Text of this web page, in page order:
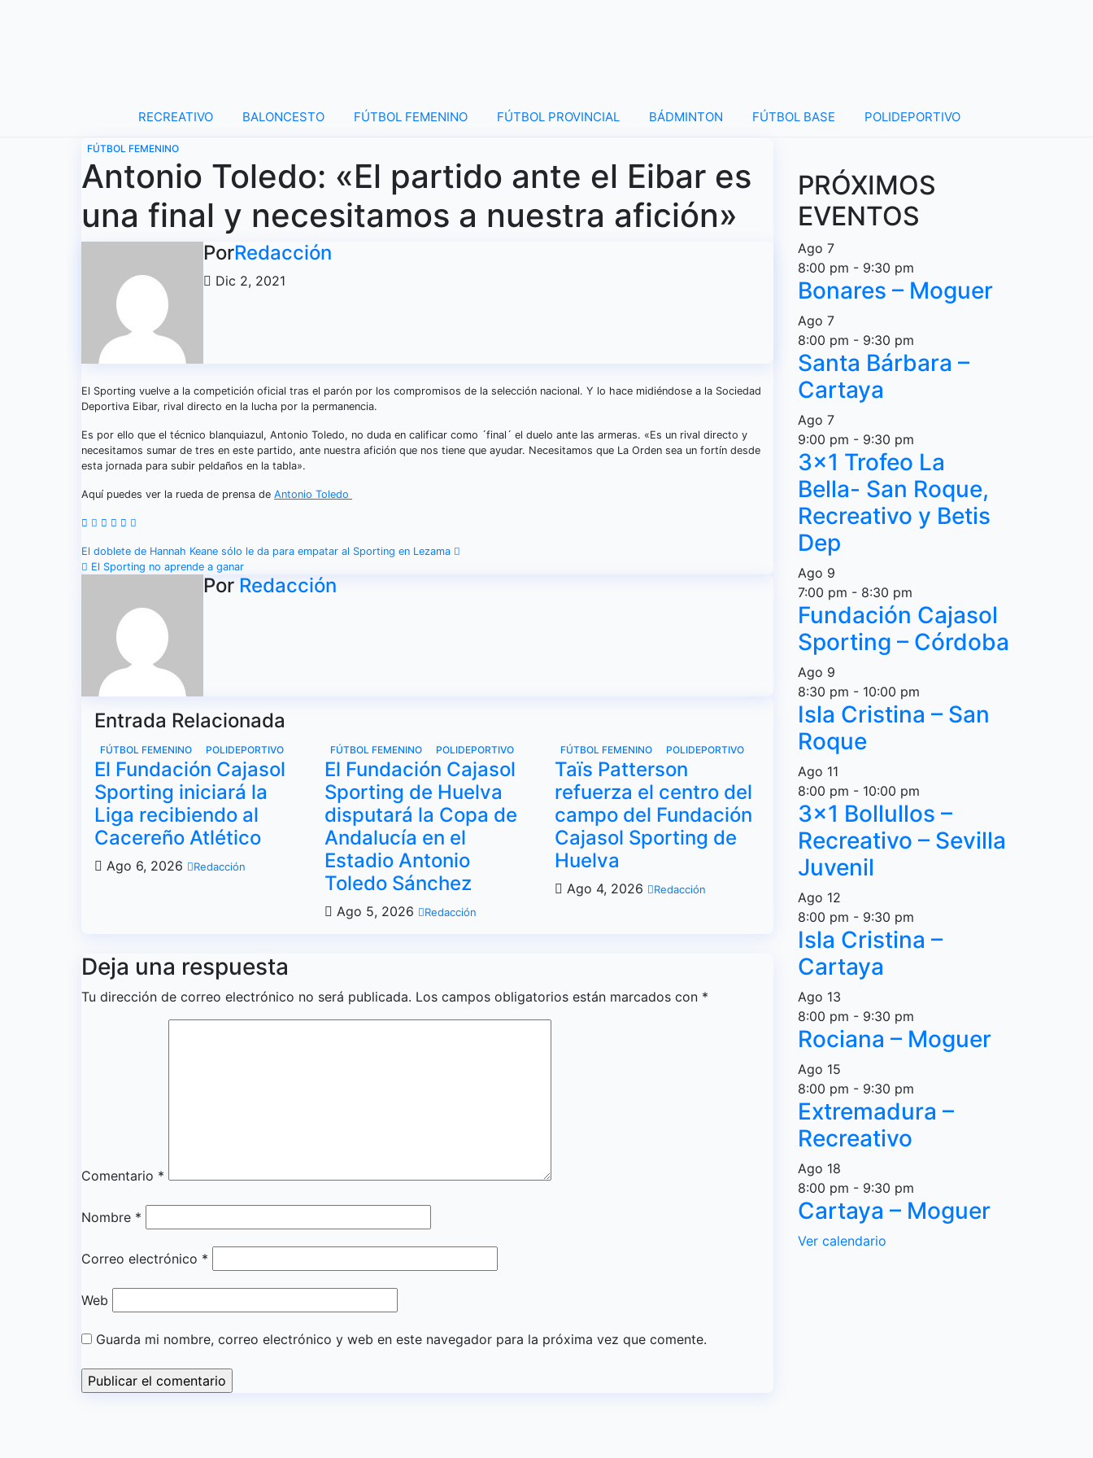
RECREATIVO BALONCESTO FÚTBOL FEMENINO FÚTBOL PROVINCIAL BÁDMINTON FÚTBOL BASE POLIDEPORTIVO
FÚTBOL FEMENINO
Antonio Toledo: «El partido ante el Eibar es
una final y necesitamos a nuestra afición»
PorRedacción
Dic 2, 2021
El Sporting vuelve a la competición oficial tras el parón por los compromisos de la selección nacional. Y lo hace midiéndose a la Sociedad
Deportiva Eibar, rival directo en la lucha por la permanencia.
Es por ello que el técnico blanquiazul, Antonio Toledo, no duda en calificar como ´final´ el duelo ante las armeras. «Es un rival directo y
necesitamos sumar de tres en este partido, ante nuestra afición que nos tiene que ayudar. Necesitamos que La Orden sea un fortín desde
esta jornada para subir peldaños en la tabla».
Aquí puedes ver la rueda de prensa de Antonio Toledo
Navegación
entradas
El doblete de Hannah Keane sólo le da para empatar al Sporting en Lezama
El Sporting no aprende a ganar
Por Redacción
Entrada Relacionada
FÚTBOL FEMENINO POLIDEPORTIVO
El Fundación Cajasol
Sporting iniciará la
Liga recibiendo al
Cacereño Atlético
Ago 6, 2026 Redacción
FÚTBOL FEMENINO POLIDEPORTIVO
El Fundación Cajasol
Sporting de Huelva
disputará la Copa de
Andalucía en el
Estadio Antonio
Toledo Sánchez
Ago 5, 2026 Redacción
FÚTBOL FEMENINO POLIDEPORTIVO
Taïs Patterson
refuerza el centro del
campo del Fundación
Cajasol Sporting de
Huelva
Ago 4, 2026 Redacción
Deja una respuesta
Tu dirección de correo electrónico no será publicada. Los campos obligatorios están marcados con *
Comentario *
Nombre *
Correo electrónico *
Web
Guarda mi nombre, correo electrónico y web en este navegador para la próxima vez que comente.
PRÓXIMOS
EVENTOS
Ago 7
8:00 pm - 9:30 pm
Bonares – Moguer
Ago 7
8:00 pm - 9:30 pm
Santa Bárbara –
Cartaya
Ago 7
9:00 pm - 9:30 pm
3×1 Trofeo La
Bella- San Roque,
Recreativo y Betis
Dep
Ago 9
7:00 pm - 8:30 pm
Fundación Cajasol
Sporting – Córdoba
Ago 9
8:30 pm - 10:00 pm
Isla Cristina – San
Roque
Ago 11
8:00 pm - 10:00 pm
3×1 Bollullos –
Recreativo – Sevilla
Juvenil
Ago 12
8:00 pm - 9:30 pm
Isla Cristina –
Cartaya
Ago 13
8:00 pm - 9:30 pm
Rociana – Moguer
Ago 15
8:00 pm - 9:30 pm
Extremadura –
Recreativo
Ago 18
8:00 pm - 9:30 pm
Cartaya – Moguer
Ver calendario